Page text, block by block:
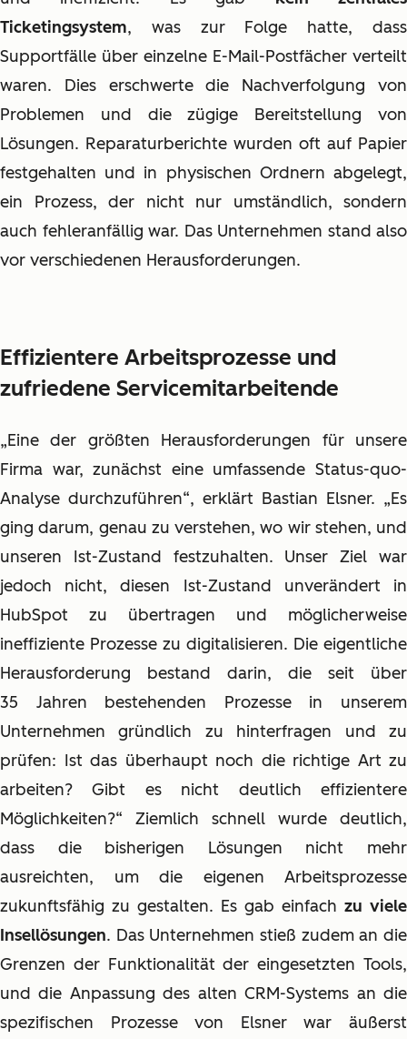
Ticketingsystem, was zur Folge hatte, dass
Supportfälle über einzelne E-Mail-Postfächer verteilt
waren. Dies erschwerte die Nachverfolgung von
Problemen und die zügige Bereitstellung von
Lösungen. Reparaturberichte wurden oft auf Papier
festgehalten und in physischen Ordnern abgelegt,
ein Prozess, der nicht nur umständlich, sondern
auch fehleranfällig war. Das Unternehmen stand also
vor verschiedenen Herausforderungen.
Effizientere Arbeitsprozesse und
zufriedene Servicemitarbeitende
„Eine der größten Herausforderungen für unsere
Firma war, zunächst eine umfassende Status-quo-
Analyse durchzuführen“, erklärt Bastian Elsner. „Es
ging darum, genau zu verstehen, wo wir stehen, und
unseren Ist-Zustand festzuhalten. Unser Ziel war
jedoch nicht, diesen Ist-Zustand unverändert in
HubSpot zu übertragen und möglicherweise
ineffiziente Prozesse zu digitalisieren. Die eigentliche
Herausforderung bestand darin, die seit über
35 Jahren bestehenden Prozesse in unserem
Unternehmen gründlich zu hinterfragen und zu
prüfen: Ist das überhaupt noch die richtige Art zu
arbeiten? Gibt es nicht deutlich effizientere
Möglichkeiten?“ Ziemlich schnell wurde deutlich,
dass die bisherigen Lösungen nicht mehr
ausreichten, um die eigenen Arbeitsprozesse
zukunftsfähig zu gestalten. Es gab einfach zu viele
Insellösungen. Das Unternehmen stieß zudem an die
Grenzen der Funktionalität der eingesetzten Tools,
und die Anpassung des alten CRM-Systems an die
spezifischen Prozesse von Elsner war äußerst